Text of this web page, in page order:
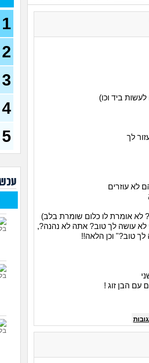
ביד וכו)
לך
לא עוזרים
לא אומרת לו כלום שומרת בלב)
לא עושה לך טוב? אתה לא נהנה?,
לך טוב?" וכן הלאה!!
עם הבן זוג !
אח
1
2
3
4
5